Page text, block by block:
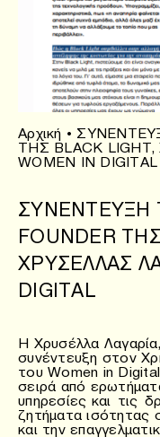
Αρχική •
ΤΗΣ BLACK
WOMEN IN DIGITAL
ΣΥΝΕΝΤΕΥΞΗ
FOUNDER
ΧΡΥΣΕΛΛΑΣ
DIGITAL
Η Χρυσέλλα
συνέντευξη στον
του Women in
σειρά από
υπηρεσίες και τις
ζητήματα ισότητας
και την